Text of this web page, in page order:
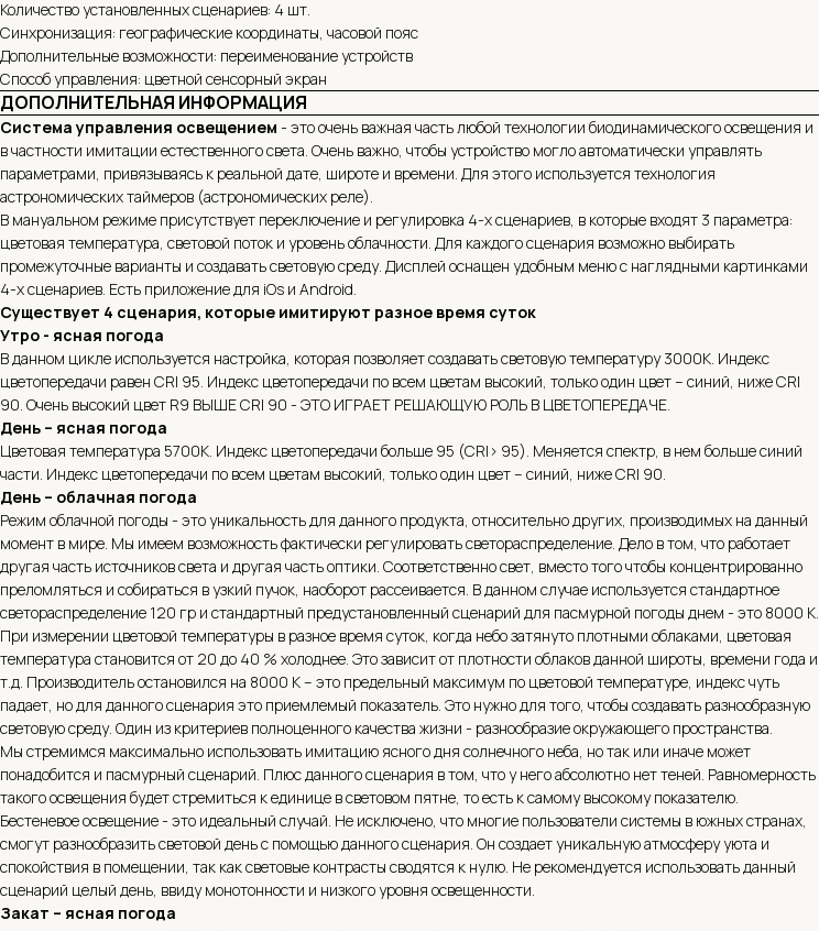
Количество установленных сценариев: 4 шт.
Синхронизация: географические координаты, часовой пояс
Дополнительные возможности: переименование устройств
Способ управления: цветной сенсорный экран
ДОПОЛНИТЕЛЬНАЯ ИНФОРМАЦИЯ
Система управления освещением - это очень важная часть любой технологии биодинамического освещения и
в частности имитации естественного света. Очень важно, чтобы устройство могло автоматически управлять
параметрами, привязываясь к реальной дате, широте и времени. Для этого используется технология
астрономических таймеров (астрономических реле).
В мануальном режиме присутствует переключение и регулировка 4-х сценариев, в которые входят 3 параметра:
цветовая температура, световой поток и уровень облачности. Для каждого сценария возможно выбирать
промежуточные варианты и создавать световую среду. Дисплей оснащен удобным меню с наглядными картинками
4-х сценариев. Есть приложение для iOs и Android.
Существует 4 сценария, которые имитируют разное время суток
Утро - ясная погода
В данном цикле используется настройка, которая позволяет создавать световую температуру 3000К. Индекс
цветопередачи равен CRI 95. Индекс цветопередачи по всем цветам высокий, только один цвет – синий, ниже CRI
90. Очень высокий цвет R9 ВЫШЕ CRI 90 - ЭТО ИГРАЕТ РЕШАЮЩУЮ РОЛЬ В ЦВЕТОПЕРЕДАЧЕ.
День – ясная погода
Цветовая температура 5700К. Индекс цветопередачи больше 95 (CRI> 95). Меняется спектр, в нем больше синий
части. Индекс цветопередачи по всем цветам высокий, только один цвет – синий, ниже CRI 90.
День – облачная погода
Режим облачной погоды - это уникальность для данного продукта, относительно других, производимых на данный
момент в мире. Мы имеем возможность фактически регулировать светораспределение. Дело в том, что работает
другая часть источников света и другая часть оптики. Соответственно свет, вместо того чтобы концентрированно
преломляться и собираться в узкий пучок, наоборот рассеивается. В данном случае используется стандартное
светораспределение 120 гр и стандартный предустановленный сценарий для пасмурной погоды днем - это 8000 К.
При измерении цветовой температуры в разное время суток, когда небо затянуто плотными облаками, цветовая
температура становится от 20 до 40 % холоднее. Это зависит от плотности облаков данной широты, времени года и
т.д. Производитель остановился на 8000 К – это предельный максимум по цветовой температуре, индекс чуть
падает, но для данного сценария это приемлемый показатель. Это нужно для того, чтобы создавать разнообразную
световую среду. Один из критериев полноценного качества жизни - разнообразие окружающего пространства.
Мы стремимся максимально использовать имитацию ясного дня солнечного неба, но так или иначе может
понадобится и пасмурный сценарий. Плюс данного сценария в том, что у него абсолютно нет теней. Равномерность
такого освещения будет стремиться к единице в световом пятне, то есть к самому высокому показателю.
Бестеневое освещение - это идеальный случай. Не исключено, что многие пользователи системы в южных странах,
смогут разнообразить световой день с помощью данного сценария. Он создает уникальную атмосферу уюта и
спокойствия в помещении, так как световые контрасты сводятся к нулю. Не рекомендуется использовать данный
сценарий целый день, ввиду монотонности и низкого уровня освещенности.
Закат – ясная погода